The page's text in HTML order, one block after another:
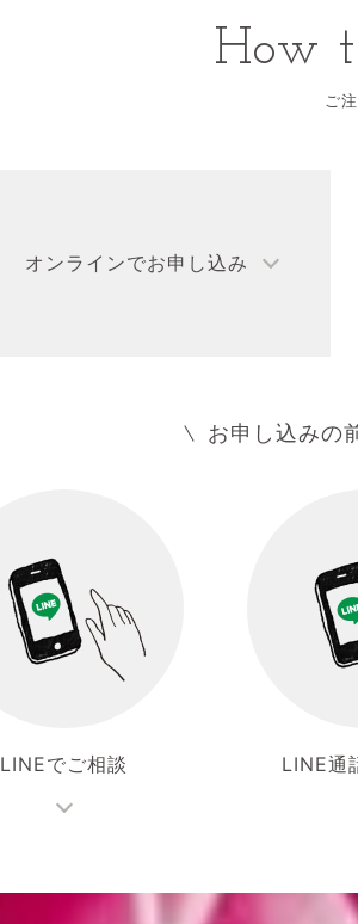
How
ご
オンラインでお申し込み
お申し込みの
LINEでご相談 LINE通